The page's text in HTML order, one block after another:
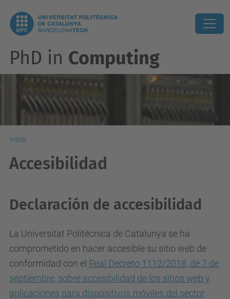
PhD in Computing
Inicio
Accesibilidad
Declaración de accesibilidad
La Universitat Politècnica de Catalunya se ha
comprometido en hacer accesible su sitio web de
conformidad con el Real Decreto 1112/2018, de 7 de
septiembre, sobre accesibilidad de los sitios web y
aplicaciones para dispositivos móviles del sector